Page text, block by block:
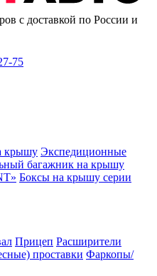
с доставкой по России и
75
крышу Экспедиционные
багажник на крышу
Боксы на крышу серии
Прицеп Расширители
проставки Фаркопы/